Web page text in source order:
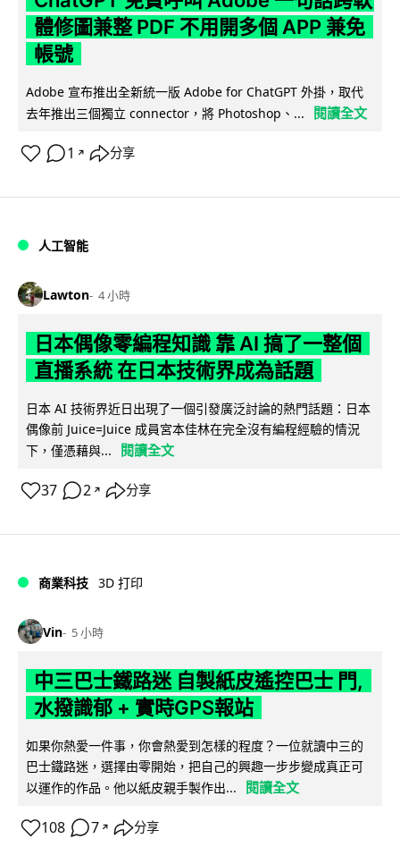
體修圖兼整 PDF 不用開多個 APP 兼免
帳號
Adobe 宣布推出全新統一版 Adobe for ChatGPT 外掛，取代
去年推出三個獨立 connector，將 Photoshop、...
閱讀全文
1 ↗ 分享
人工智能
Lawton 4 小時
日本偶像零編程知識 靠 AI 搞了一整個
直播系統 在日本技術界成為話題
日本 AI 技術界近日出現了一個引發廣泛討論的熱門話題：日本
偶像前 Juice=Juice 成員宮本佳林在完全沒有編程經驗的情況
下，僅憑藉與...
閱讀全文
37 2 ↗ 分享
商業科技 3D 打印
Vin 5 小時
中三巴士鐵路迷 自製紙皮遙控巴士 門,
水撥識郁 + 實時GPS報站
如果你熱愛一件事，你會熱愛到怎樣的程度？一位就讀中三的
巴士鐵路迷，選擇由零開始，把自己的興趣一步步變成真正可
以運作的作品。他以紙皮親手製作出...
閱讀全文
108 7 ↗ 分享